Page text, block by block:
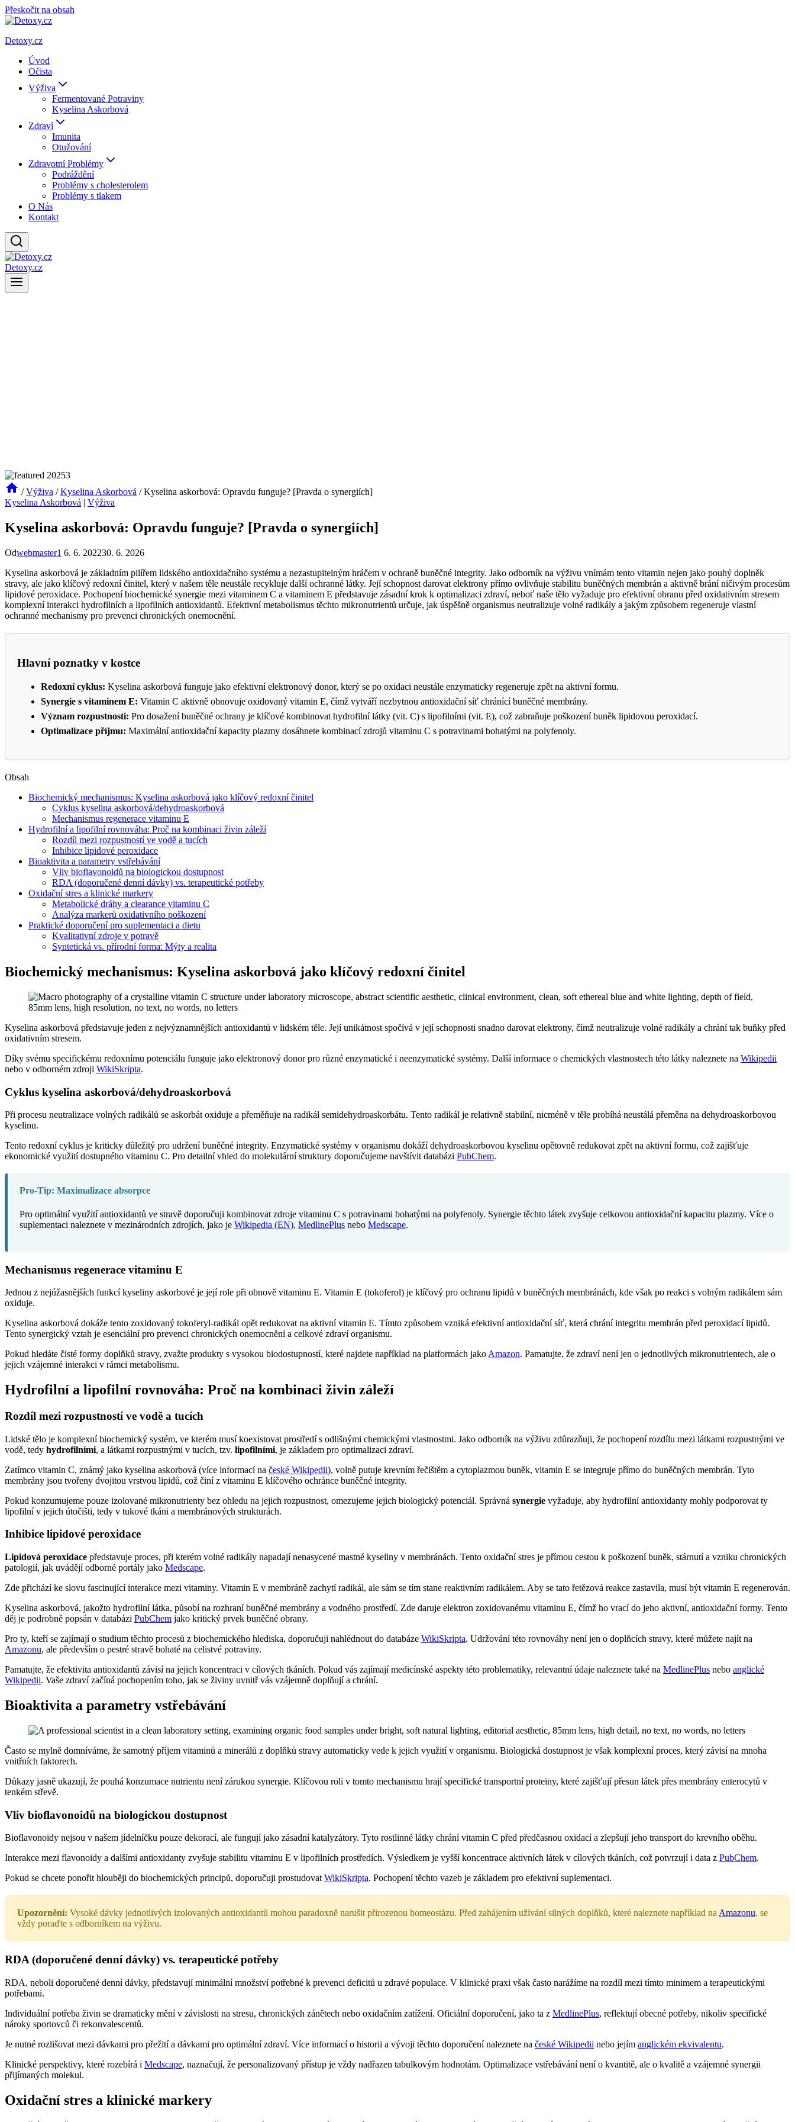
Přeskočit na obsah
Detoxy.cz
Úvod
Očista
Výživa
Fermentované Potraviny
Kyselina Askorbová
Zdraví
Imunita
Otužování
Zdravotní Problémy
Podráždění
Problémy s cholesterolem
Problémy s tlakem
O Nás
Kontakt
Detoxy.cz
/ Výživa / Kyselina Askorbová / Kyselina askorbová: Opravdu funguje? [Pravda o synergiích]
Kyselina Askorbová | Výživa
Kyselina askorbová: Opravdu funguje? [Pravda o synergiích]
Odwebmaster1 6. 6. 202230. 6. 2026
Kyselina askorbová je základním pilířem lidského antioxidačního systému a nezastupitelným hráčem v ochraně buněčné integrity. Jako odborník na výživu vnímám tento vitamin nejen jako pouhý doplněk
stravy, ale jako klíčový redoxní činitel, který v našem těle neustále recykluje další ochranné látky. Její schopnost darovat elektrony přímo ovlivňuje stabilitu buněčných membrán a aktivně brání ničivým procesům
lipidové peroxidace. Pochopení biochemické synergie mezi vitaminem C a vitaminem E představuje zásadní krok k optimalizaci zdraví, neboť naše tělo vyžaduje pro efektivní obranu před oxidativním stresem
komplexní interakci hydrofilních a lipofilních antioxidantů. Efektivní metabolismus těchto mikronutrientů určuje, jak úspěšně organismus neutralizuje volné radikály a jakým způsobem regeneruje vlastní
ochranné mechanismy pro prevenci chronických onemocnění.
Hlavní poznatky v kostce
Redoxní cyklus: Kyselina askorbová funguje jako efektivní elektronový donor, který se po oxidaci neustále enzymaticky regeneruje zpět na aktivní formu.
Synergie s vitaminem E: Vitamin C aktivně obnovuje oxidovaný vitamin E, čímž vytváří nezbytnou antioxidační síť chránící buněčné membrány.
Význam rozpustnosti: Pro dosažení buněčné ochrany je klíčové kombinovat hydrofilní látky (vit. C) s lipofilními (vit. E), což zabraňuje poškození buněk lipidovou peroxidací.
Optimalizace příjmu: Maximální antioxidační kapacity plazmy dosáhnete kombinací zdrojů vitaminu C s potravinami bohatými na polyfenoly.
Obsah
Biochemický mechanismus: Kyselina askorbová jako klíčový redoxní činitel
Cyklus kyselina askorbová/dehydroaskorbová
Mechanismus regenerace vitaminu E
Hydrofilní a lipofilní rovnováha: Proč na kombinaci živin záleží
Rozdíl mezi rozpustností ve vodě a tucích
Inhibice lipidové peroxidace
Bioaktivita a parametry vstřebávání
Vliv bioflavonoidů na biologickou dostupnost
RDA (doporučené denní dávky) vs. terapeutické potřeby
Oxidační stres a klinické markery
Metabolické dráhy a clearance vitaminu C
Analýza markerů oxidativního poškození
Praktické doporučení pro suplementaci a dietu
Kvalitativní zdroje v potravě
Syntetická vs. přírodní forma: Mýty a realita
Biochemický mechanismus: Kyselina askorbová jako klíčový redoxní činitel
Kyselina askorbová představuje jeden z nejvýznamnějších antioxidantů v lidském těle. Její unikátnost spočívá v její schopnosti snadno darovat elektrony, čímž neutralizuje volné radikály a chrání tak buňky před
oxidativním stresem.
Díky svému specifickému redoxnímu potenciálu funguje jako elektronový donor pro různé enzymatické i neenzymatické systémy. Další informace o chemických vlastnostech této látky naleznete na Wikipedii
nebo v odborném zdroji WikiSkripta.
Cyklus kyselina askorbová/dehydroaskorbová
Při procesu neutralizace volných radikálů se askorbát oxiduje a přeměňuje na radikál semidehydroaskorbátu. Tento radikál je relativně stabilní, nicméně v těle probíhá neustálá přeměna na dehydroaskorbovou
kyselinu.
Tento redoxní cyklus je kriticky důležitý pro udržení buněčné integrity. Enzymatické systémy v organismu dokáží dehydroaskorbovou kyselinu opětovně redukovat zpět na aktivní formu, což zajišťuje
ekonomické využití dostupného vitaminu C. Pro detailní vhled do molekulární struktury doporučujeme navštívit databázi PubChem.
Pro-Tip: Maximalizace absorpce
Pro optimální využití antioxidantů ve stravě doporučuji kombinovat zdroje vitaminu C s potravinami bohatými na polyfenoly. Synergie těchto látek zvyšuje celkovou antioxidační kapacitu plazmy. Více o
suplementaci naleznete v mezinárodních zdrojích, jako je Wikipedia (EN), MedlinePlus nebo Medscape.
Mechanismus regenerace vitaminu E
Jednou z nejúžasnějších funkcí kyseliny askorbové je její role při obnově vitaminu E. Vitamin E (tokoferol) je klíčový pro ochranu lipidů v buněčných membránách, kde však po reakci s volným radikálem sám
oxiduje.
Kyselina askorbová dokáže tento zoxidovaný tokoferyl-radikál opět redukovat na aktivní vitamin E. Tímto způsobem vzniká efektivní antioxidační síť, která chrání integritu membrán před peroxidací lipidů.
Tento synergický vztah je esenciální pro prevenci chronických onemocnění a celkové zdraví organismu.
Pokud hledáte čisté formy doplňků stravy, zvažte produkty s vysokou biodostupností, které najdete například na platformách jako Amazon. Pamatujte, že zdraví není jen o jednotlivých mikronutrientech, ale o
jejich vzájemné interakci v rámci metabolismu.
Hydrofilní a lipofilní rovnováha: Proč na kombinaci živin záleží
Rozdíl mezi rozpustností ve vodě a tucích
Lidské tělo je komplexní biochemický systém, ve kterém musí koexistovat prostředí s odlišnými chemickými vlastnostmi. Jako odborník na výživu zdůrazňuji, že pochopení rozdílu mezi látkami rozpustnými ve
vodě, tedy hydrofilními, a látkami rozpustnými v tucích, tzv. lipofilními, je základem pro optimalizaci zdraví.
Zatímco vitamin C, známý jako kyselina askorbová (více informací na české Wikipedii), volně putuje krevním řečištěm a cytoplazmou buněk, vitamin E se integruje přímo do buněčných membrán. Tyto
membrány jsou tvořeny dvojitou vrstvou lipidů, což činí z vitaminu E klíčového ochránce buněčné integrity.
Pokud konzumujeme pouze izolované mikronutrienty bez ohledu na jejich rozpustnost, omezujeme jejich biologický potenciál. Správná synergie vyžaduje, aby hydrofilní antioxidanty mohly podporovat ty
lipofilní v jejich útočišti, tedy v tukové tkáni a membránových strukturách.
Inhibice lipidové peroxidace
Lipidová peroxidace představuje proces, při kterém volné radikály napadají nenasycené mastné kyseliny v membránách. Tento oxidační stres je přímou cestou k poškození buněk, stárnutí a vzniku chronických
patologií, jak uvádějí odborné portály jako Medscape.
Zde přichází ke slovu fascinující interakce mezi vitaminy. Vitamin E v membráně zachytí radikál, ale sám se tím stane reaktivním radikálem. Aby se tato řetězová reakce zastavila, musí být vitamin E regenerován.
Kyselina askorbová, jakožto hydrofilní látka, působí na rozhraní buněčné membrány a vodného prostředí. Zde daruje elektron zoxidovanému vitaminu E, čímž ho vrací do jeho aktivní, antioxidační formy. Tento
děj je podrobně popsán v databázi PubChem jako kritický prvek buněčné obrany.
Pro ty, kteří se zajímají o studium těchto procesů z biochemického hlediska, doporučuji nahlédnout do databáze WikiSkripta. Udržování této rovnováhy není jen o doplňcích stravy, které můžete najít na
Amazonu, ale především o pestré stravě bohaté na celistvé potraviny.
Pamatujte, že efektivita antioxidantů závisí na jejich koncentraci v cílových tkáních. Pokud vás zajímají medicínské aspekty této problematiky, relevantní údaje naleznete také na MedlinePlus nebo anglické
Wikipedii. Vaše zdraví začíná pochopením toho, jak se živiny uvnitř vás vzájemně doplňují a chrání.
Bioaktivita a parametry vstřebávání
Často se mylně domníváme, že samotný příjem vitaminů a minerálů z doplňků stravy automaticky vede k jejich využití v organismu. Biologická dostupnost je však komplexní proces, který závisí na mnoha
vnitřních faktorech.
Důkazy jasně ukazují, že pouhá konzumace nutrientu není zárukou synergie. Klíčovou roli v tomto mechanismu hrají specifické transportní proteiny, které zajišťují přesun látek přes membrány enterocytů v
tenkém střevě.
Vliv bioflavonoidů na biologickou dostupnost
Bioflavonoidy nejsou v našem jídelníčku pouze dekorací, ale fungují jako zásadní katalyzátory. Tyto rostlinné látky chrání vitamin C před předčasnou oxidací a zlepšují jeho transport do krevního oběhu.
Interakce mezi flavonoidy a dalšími antioxidanty zvyšuje stabilitu vitaminu E v lipofilních prostředích. Výsledkem je vyšší koncentrace aktivních látek v cílových tkáních, což potvrzují i data z PubChem.
Pokud se chcete ponořit hlouběji do biochemických principů, doporučuji prostudovatWikiSkripta. Pochopení těchto vazeb je základem pro efektivní suplementaci.
Upozornění: Vysoké dávky jednotlivých izolovaných antioxidantů mohou paradoxně narušit přirozenou homeostázu. Před zahájením užívání silných doplňků, které naleznete například naAmazonu, se
vždy poraďte s odborníkem na výživu.
RDA (doporučené denní dávky) vs. terapeutické potřeby
RDA, neboli doporučené denní dávky, představují minimální množství potřebné k prevenci deficitů u zdravé populace. V klinické praxi však často narážíme na rozdíl mezi tímto minimem a terapeutickými
potřebami.
Individuální potřeba živin se dramaticky mění v závislosti na stresu, chronických zánětech nebo oxidačním zatížení. Oficiální doporučení, jako ta z MedlinePlus, reflektují obecné potřeby, nikoliv specifické
nároky sportovců či rekonvalescentů.
Je nutné rozlišovat mezi dávkami pro přežití a dávkami pro optimální zdraví. Více informací o historii a vývoji těchto doporučení naleznete na české Wikipedii nebo jejím anglickém ekvivalentu.
Klinické perspektivy, které rozebírá i Medscape, naznačují, že personalizovaný přístup je vždy nadřazen tabulkovým hodnotám. Optimalizace vstřebávání není o kvantitě, ale o kvalitě a vzájemné synergii
přijímaných molekul.
Oxidační stres a klinické markery